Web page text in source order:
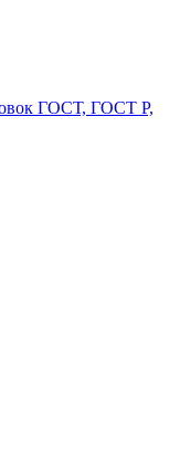
ГОСТ, ГОСТ Р,